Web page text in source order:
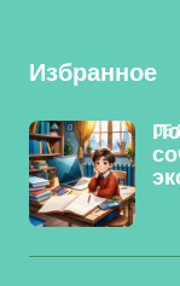
Избранное